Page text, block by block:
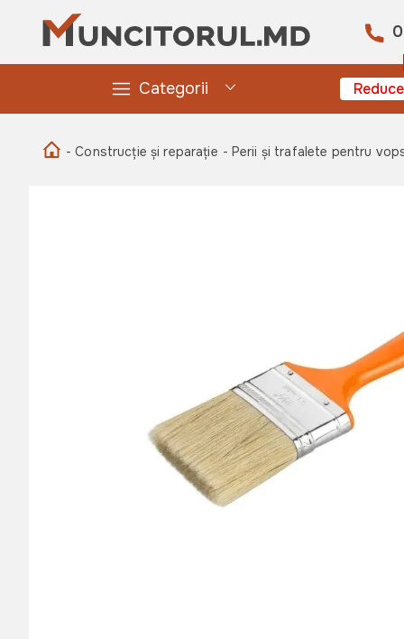
Categorii
- Construcție și reparație - Perii și trafalete pentru